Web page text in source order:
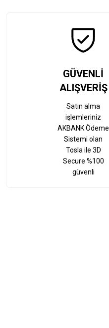
GÜVENLİ
ALIŞVERİŞ
Satın alma
işlemleriniz
AKBANK Ödeme
Sistemi olan
Tosla ile 3D
Secure %100
güvenli